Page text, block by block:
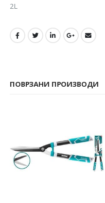
2L
ПОВРЗАНИ ПРОИЗВОДИ